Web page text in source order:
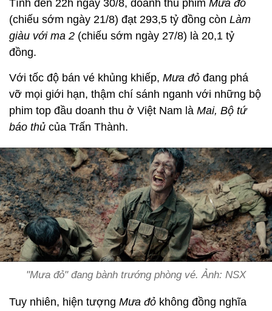
Tính đến 22h ngày 30/8, doanh thu phim Mưa đỏ
(chiếu sớm ngày 21/8) đạt 293,5 tỷ đồng còn Làm
giàu với ma 2 (chiếu sớm ngày 27/8) là 20,1 tỷ
đồng.
Với tốc độ bán vé khủng khiếp, Mưa đỏ đang phá
vỡ mọi giới hạn, thậm chí sánh nganh với những bộ
phim top đầu doanh thu ở Việt Nam là Mai, Bộ tứ
báo thủ của Trấn Thành.
"Mưa đỏ" đang bành trướng phòng vé. Ảnh: NSX
Tuy nhiên, hiện tượng Mưa đỏ không đồng nghĩa